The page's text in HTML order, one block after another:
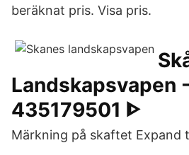
beräknat pris. Visa pris.
Landskapsvapen
435179501 ᐈ
Märkning på skaftet Expand